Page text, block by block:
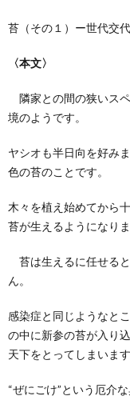
苔（その１）ー世代交
〈本文〉
隣家との間の狭いス
境のようです。
ヤシオも半日向を好み
色の苔のことです。
木々を植え始めてから
苔が生えるようになりま
苔は生えるに任せる
ん。
感染症と同じようなと
の中に新参の苔が入り
天下をとってしまいます
“ぜにごけ”という厄介